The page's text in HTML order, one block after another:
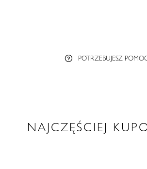
POTRZEBUJESZ
NAJCZĘŚCIEJ